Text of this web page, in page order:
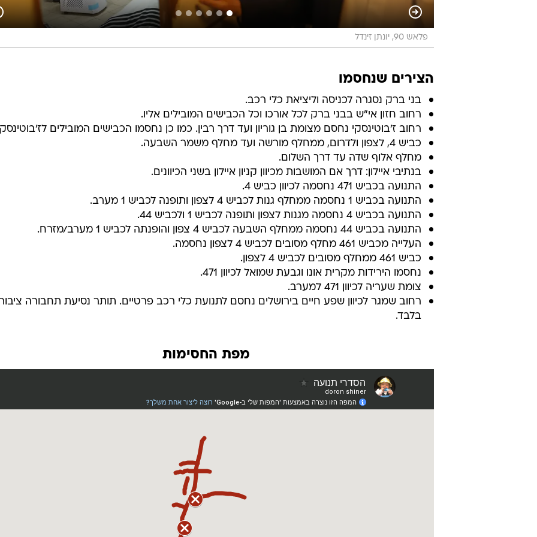
פלאש 90, יונתן זינדל
הצירים שנחסמו
בני ברק נסגרה לכניסה וליציאת כלי רכב.
רחוב חזון אי"ש בבני ברק לכל אורכו וכל הכבישים המובילים אליו.
רחוב ז'בוטינסקי נחסם מצומת בן גוריון ועד דרך רבין. כמו כן נחסמו הכבישים המובילים
כביש 4, לצפון ולדרום, ממחלף מורשה ועד מחלף משמר השבעה.
מחלף אלוף שדה עד דרך השלום.
בנתיבי איילון: דרך אם המושבות מכיוון קניון איילון בשני הכיוונים.
התנועה בכביש 471 נחסמה לכיוון כביש 4.
התנועה בכביש 1 נחסמה ממחלף גנות לכביש 4 לצפון ותופנה לכביש 1 מערב.
התנועה בכביש 4 נחסמה מגנות לצפון ותופנה לכביש 1 ולכביש 44.
התנועה בכביש 44 נחסמה ממחלף השבעה לכביש 4 צפון והופנתה לכביש 1 מערב/מזרח.
העלייה מכביש 461 מחלף מסובים לכביש 4 לצפון נחסמה.
כביש 461 ממחלף מסובים לכביש 4 לצפון.
נחסמו הירידות מקרית אונו וגבעת שמואל לכיוון 471.
צומת שעריה לכיוון 471 למערב.
רחוב שמגר לכיוון שפע חיים בירושלים נחסם לתנועת כלי רכב פרטיים. תותר נסיעת תחבורה
בלבד.
מפת החסימות